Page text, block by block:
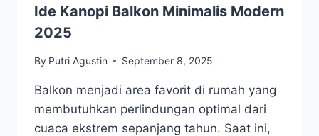
Ide Kanopi Balkon Minimalis Modern
2025
By Putri Agustin September 8, 2025
Balkon menjadi area favorit di rumah yang
membutuhkan perlindungan optimal dari
cuaca ekstrem sepanjang tahun. Saat ini,